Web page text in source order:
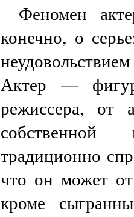
Феномен
конечно, о
Актер —
режиссера, от
собственной
традиционно
что он может
кроме